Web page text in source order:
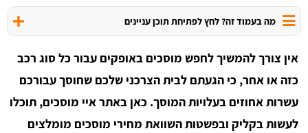
מה בעמוד זה? לחץ לפתיחת תוכן עניינים
אין צורך להמשיך לחפש מוסכים באופקים עבור כל סוג רכב
כזה או אחר, כי הגעתם לבית הצרכני שלכם שחוסך עבורכם
עשרות אחוזים בעלויות המוסך. כאן באתר איי מוסכים, תוכלו
לעשות בקליק ובפשטות השוואת מחירי מוסכים מומלצים